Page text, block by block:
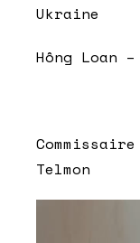
Ukraine
Hông Loan
Telmon